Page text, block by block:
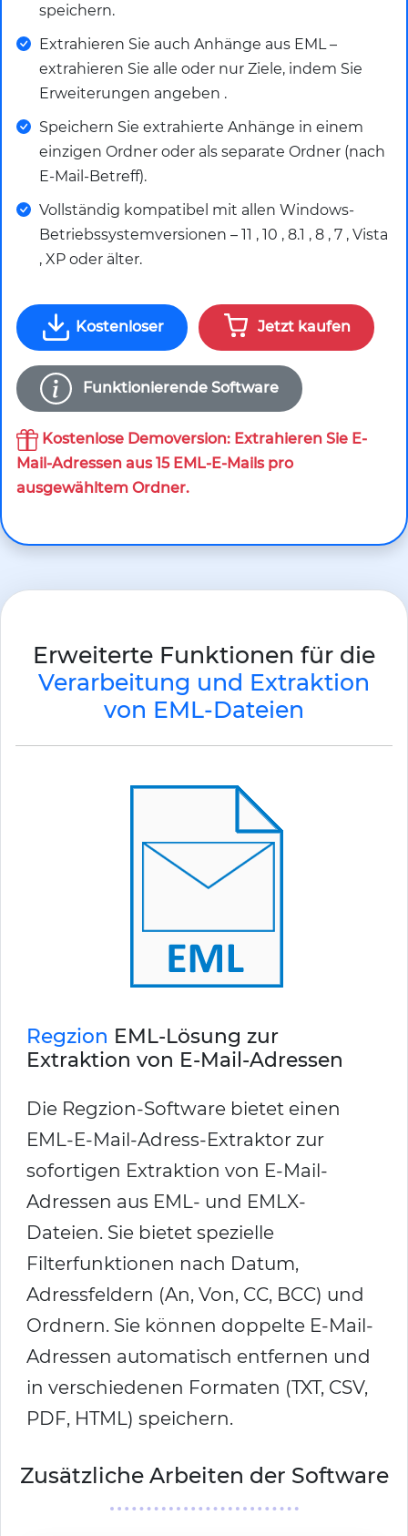
speichern.
Extrahieren Sie auch Anhänge aus EML –
extrahieren Sie alle oder nur Ziele, indem Sie
Erweiterungen angeben .
Speichern Sie extrahierte Anhänge in einem
einzigen Ordner oder als separate Ordner (nach
E-Mail-Betreff).
Vollständig kompatibel mit allen Windows-
Betriebssystemversionen – 11 , 10 , 8.1 , 8 , 7 , Vista
, XP oder älter.
Kostenloser Jetzt kaufen
Funktionierende Software
Kostenlose Demoversion: Extrahieren Sie E-
Mail-Adressen aus 15 EML-E-Mails pro
ausgewähltem Ordner.
Erweiterte Funktionen für die
Verarbeitung und Extraktion
von EML-Dateien
Regzion EML-Lösung zur
Extraktion von E-Mail-Adressen
Die Regzion-Software bietet einen
EML-E-Mail-Adress-Extraktor zur
sofortigen Extraktion von E-Mail-
Adressen aus EML- und EMLX-
Dateien. Sie bietet spezielle
Filterfunktionen nach Datum,
Adressfeldern (An, Von, CC, BCC) und
Ordnern. Sie können doppelte E-Mail-
Adressen automatisch entfernen und
in verschiedenen Formaten (TXT, CSV,
PDF, HTML) speichern.
Zusätzliche Arbeiten der Software